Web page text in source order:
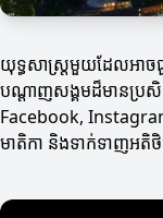
យុទ្ធសាស្ត្រមួយដែលអាច
បណ្ដាញសង្គមដ៏មានប្រសិ
Facebook,
មាតិកា និងទាក់ទាញអតិថិ